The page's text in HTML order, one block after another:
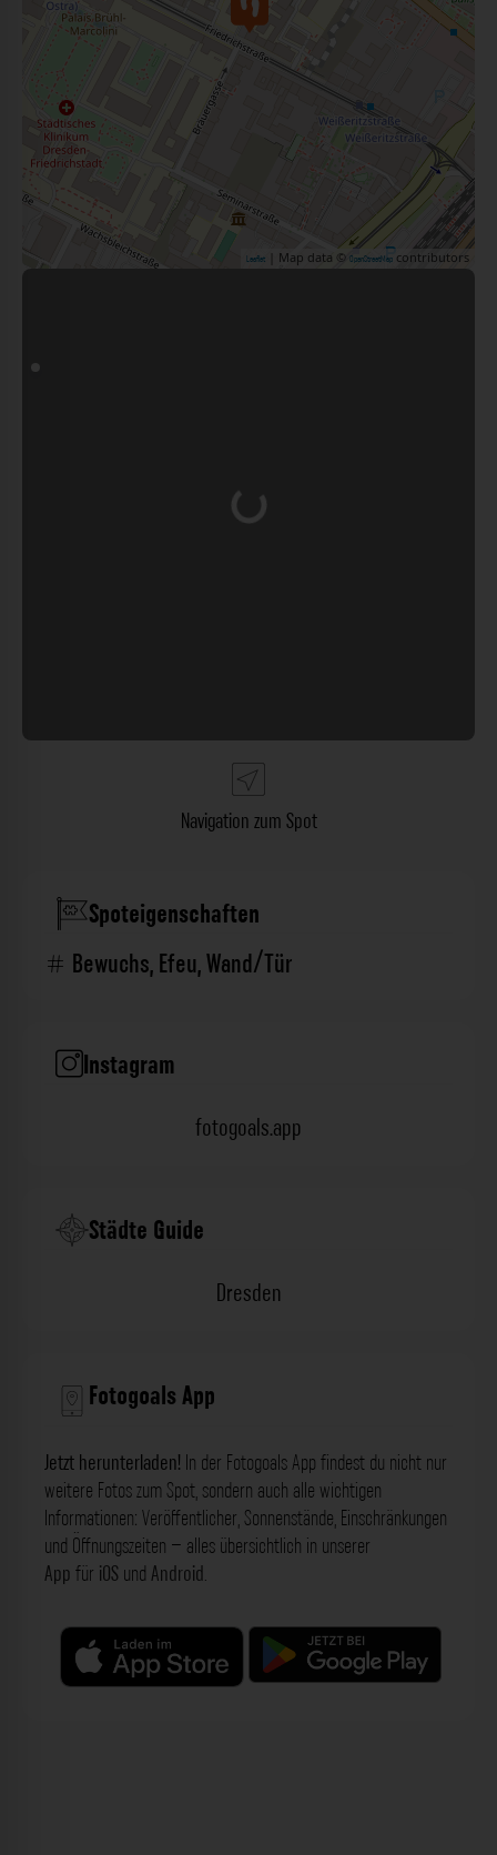
Leaflet | Map data © OpenStreetMap contributors
Wird geladen …
Navigation zum Spot
Spoteigenschaften
Bewuchs,Efeu,Wand/Tür
Instagram
fotogoals.app
Städte Guide
Dresden
Fotogoals App
Jetzt herunterladen! In der Fotogoals App findest du nicht nur
weitere Fotos zum Spot, sondern auch alle wichtigen
Informationen: Veröffentlicher, Sonnenstände, Einschränkungen
und Öffnungszeiten – alles übersichtlich in unserer
App für iOS und Android.